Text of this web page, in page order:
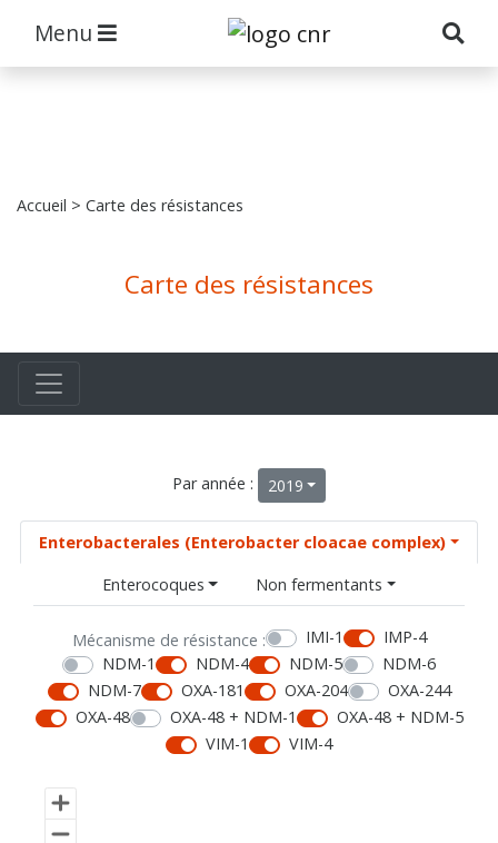
Menu
Accueil > Carte des résistances
Carte des résistances
Par année : 2019
Enterobacterales (Enterobacter cloacae complex)
Enterocoques
Non fermentants
Mécanisme de résistance : IMI-1
IMP-4
NDM-1
NDM-4 NDM-5
NDM-6
NDM-7
OXA-181 OXA-204
OXA-244
OXA-48
OXA-48 + NDM-1
OXA-48 + NDM-5
VIM-1
VIM-4